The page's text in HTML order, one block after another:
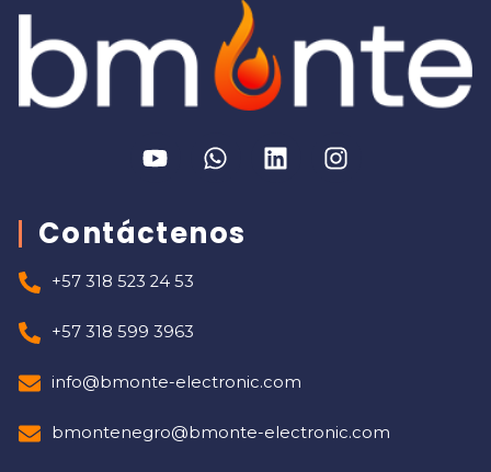
Contáctenos
+57 318 523 24 53
+57 318 599 3963
info@bmonte-electronic.com
bmontenegro@bmonte-electronic.com